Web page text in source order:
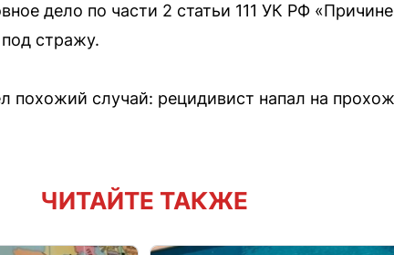
дело по части 2 статьи 111 УК РФ
стражу.
похожий случай: рецидивист напал на
ЧИТАЙТЕ ТАКЖЕ